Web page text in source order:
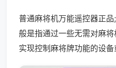
普通麻将机万能遥控器正
般是指通过一些无需对麻
实现控制麻将牌功能的设备